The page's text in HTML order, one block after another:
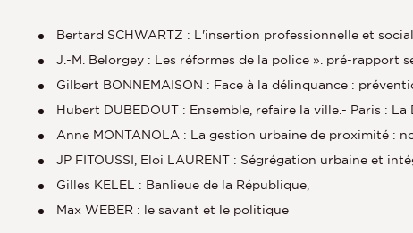
Bertard SCHWARTZ : L'insertion professionnelle et
J.-M. Belorgey : Les réformes de la police ». pré-rapport
Gilbert BONNEMAISON : Face à la délinquance :
Hubert DUBEDOUT : Ensemble, refaire la ville.- Paris :
Anne MONTANOLA : La gestion urbaine de proximité :
JP FITOUSSI, Eloi LAURENT : Ségrégation urbaine et
Gilles KELEL : Banlieue de la République,
Max WEBER : le savant et le politique